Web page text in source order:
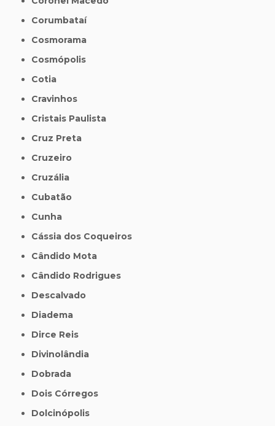
Corumbataí
Cosmorama
Cosmópolis
Cotia
Cravinhos
Cristais Paulista
Cruz Preta
Cruzeiro
Cruzália
Cubatão
Cunha
Cássia dos Coqueiros
Cândido Mota
Cândido Rodrigues
Descalvado
Diadema
Dirce Reis
Divinolândia
Dobrada
Dois Córregos
Dolcinópolis